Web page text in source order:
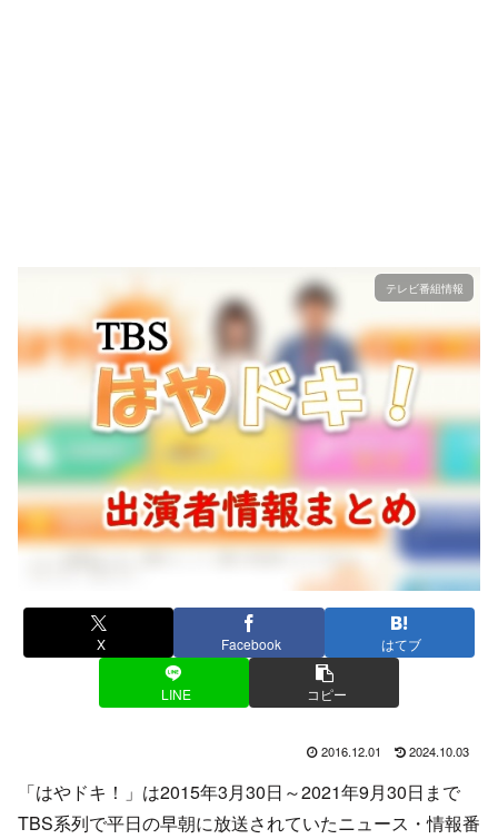
テレビ番組情報
X Facebook はてブ
LINE コピー
2016.12.01 2024.10.03
「はやドキ！」は2015年3月30日～2021年9月30日まで
TBS系列で平日の早朝に放送されていたニュース・情報番